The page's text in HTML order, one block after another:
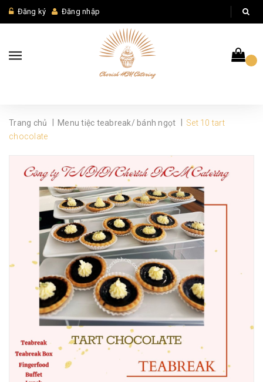
Đăng ký Đăng nhập
Trang chủ Menu tiệc teabreak/ bánh ngọt
Set 10 tart
chocolate